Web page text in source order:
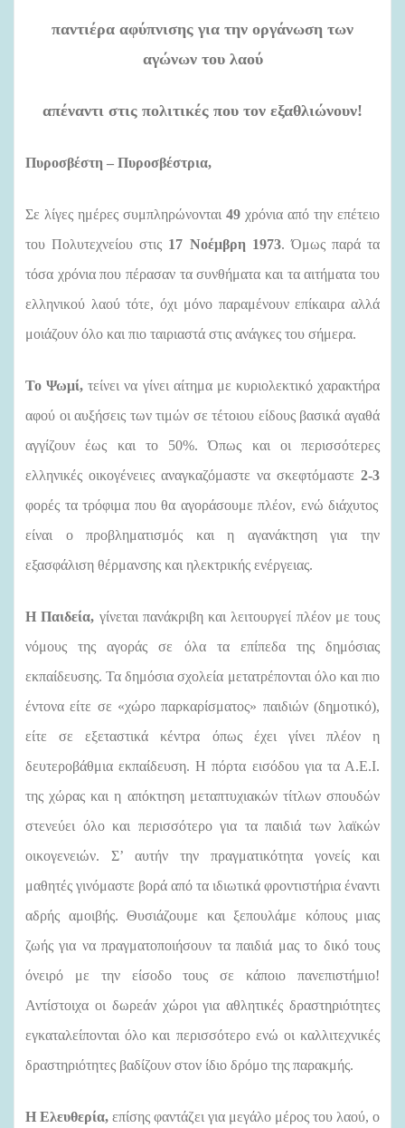
παντιέρα αφύπνισης για την οργάνωση των
αγώνων του λαού
απέναντι στις πολιτικές που τον εξαθλιώνουν!
Πυροσβέστη – Πυροσβέστρια,
Σε λίγες ημέρες συμπληρώνονται 49 χρόνια από την επέτειο
του Πολυτεχνείου στις 17 Νοέμβρη 1973. Όμως παρά τα
τόσα χρόνια που πέρασαν τα συνθήματα και τα αιτήματα του
ελληνικού λαού τότε, όχι μόνο παραμένουν επίκαιρα αλλά
μοιάζουν όλο και πιο ταιριαστά στις ανάγκες του σήμερα.
Το Ψωμί, τείνει να γίνει αίτημα με κυριολεκτικό χαρακτήρα
αφού οι αυξήσεις των τιμών σε τέτοιου είδους βασικά αγαθά
αγγίζουν έως και το 50%. Όπως και οι περισσότερες
ελληνικές οικογένειες αναγκαζόμαστε να σκεφτόμαστε 2-3
φορές τα τρόφιμα που θα αγοράσουμε πλέον, ενώ διάχυτος
είναι ο προβληματισμός και η αγανάκτηση για την
εξασφάλιση θέρμανσης και ηλεκτρικής ενέργειας.
Η Παιδεία, γίνεται πανάκριβη και λειτουργεί πλέον με τους
νόμους της αγοράς σε όλα τα επίπεδα της δημόσιας
εκπαίδευσης. Τα δημόσια σχολεία μετατρέπονται όλο και πιο
έντονα είτε σε «χώρο παρκαρίσματος» παιδιών (δημοτικό),
είτε σε εξεταστικά κέντρα όπως έχει γίνει πλέον η
δευτεροβάθμια εκπαίδευση. Η πόρτα εισόδου για τα Α.Ε.Ι.
της χώρας και η απόκτηση μεταπτυχιακών τίτλων σπουδών
στενεύει όλο και περισσότερο για τα παιδιά των λαϊκών
οικογενειών. Σ’ αυτήν την πραγματικότητα γονείς και
μαθητές γινόμαστε βορά από τα ιδιωτικά φροντιστήρια έναντι
αδρής αμοιβής. Θυσιάζουμε και ξεπουλάμε κόπους μιας
ζωής για να πραγματοποιήσουν τα παιδιά μας το δικό τους
όνειρό με την είσοδο τους σε κάποιο πανεπιστήμιο!
Αντίστοιχα οι δωρεάν χώροι για αθλητικές δραστηριότητες
εγκαταλείπονται όλο και περισσότερο ενώ οι καλλιτεχνικές
δραστηριότητες βαδίζουν στον ίδιο δρόμο της παρακμής.
Η Ελευθερία, επίσης φαντάζει για μεγάλο μέρος του λαού, ο